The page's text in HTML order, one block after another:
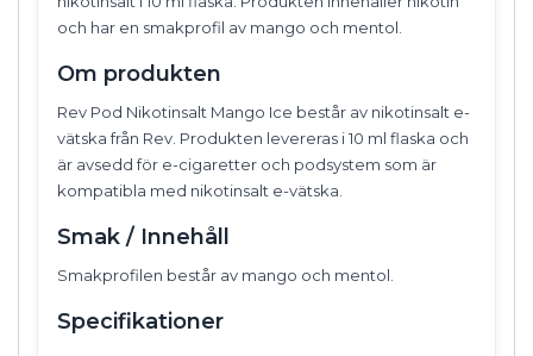
och har en smakprofil av mango och mentol.
Om produkten
Rev Pod Nikotinsalt Mango Ice består av nikotinsalt e-
vätska från Rev. Produkten levereras i 10 ml flaska och
är avsedd för e-cigaretter och podsystem som är
kompatibla med nikotinsalt e-vätska.
Smak / Innehåll
Smakprofilen består av mango och mentol.
Specifikationer